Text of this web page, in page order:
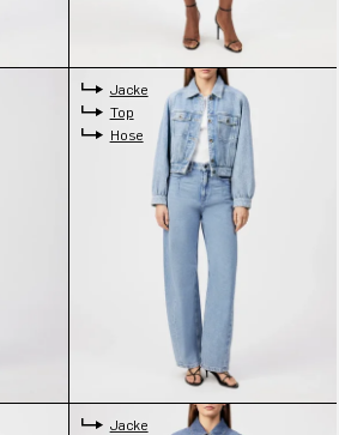
Jacke
Top
Hose
Jacke